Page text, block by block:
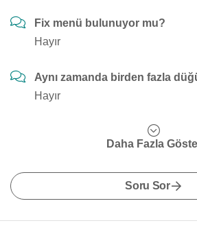
Fix menü bulunuyor mu?
Hayır
Aynı zamanda birden fazla
Hayır
Daha Fazla
Soru Sor